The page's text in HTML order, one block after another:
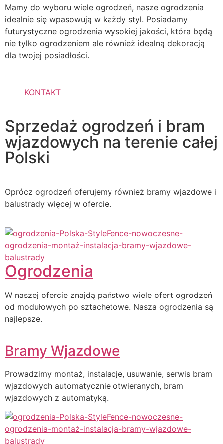
Mamy do wyboru wiele ogrodzeń, nasze ogrodzenia
idealnie się wpasowują w każdy styl. Posiadamy
futurystyczne ogrodzenia wysokiej jakości, która będą
nie tylko ogrodzeniem ale również idealną dekoracją
dla twojej posiadłości.
KONTAKT
Sprzedaż ogrodzeń i bram
wjazdowych na terenie całej
Polski
Oprócz ogrodzeń oferujemy również bramy wjazdowe i
balustrady więcej w ofercie.
Ogrodzenia
W naszej ofercie znajdą państwo wiele ofert ogrodzeń
od modułowych po sztachetowe. Nasza ogrodzenia są
najlepsze.
Bramy Wjazdowe
Prowadzimy montaż, instalacje, usuwanie, serwis bram
wjazdowych automatycznie otwieranych, bram
wjazdowych z automatyką.